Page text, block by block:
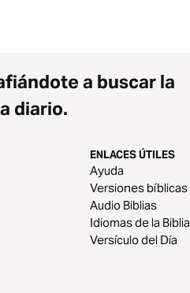
a buscar la
diario.
ENLACES ÚTILES
Ayuda
Versiones bíblicas
Audio Biblias
Idiomas de la Biblia
Versículo del Día